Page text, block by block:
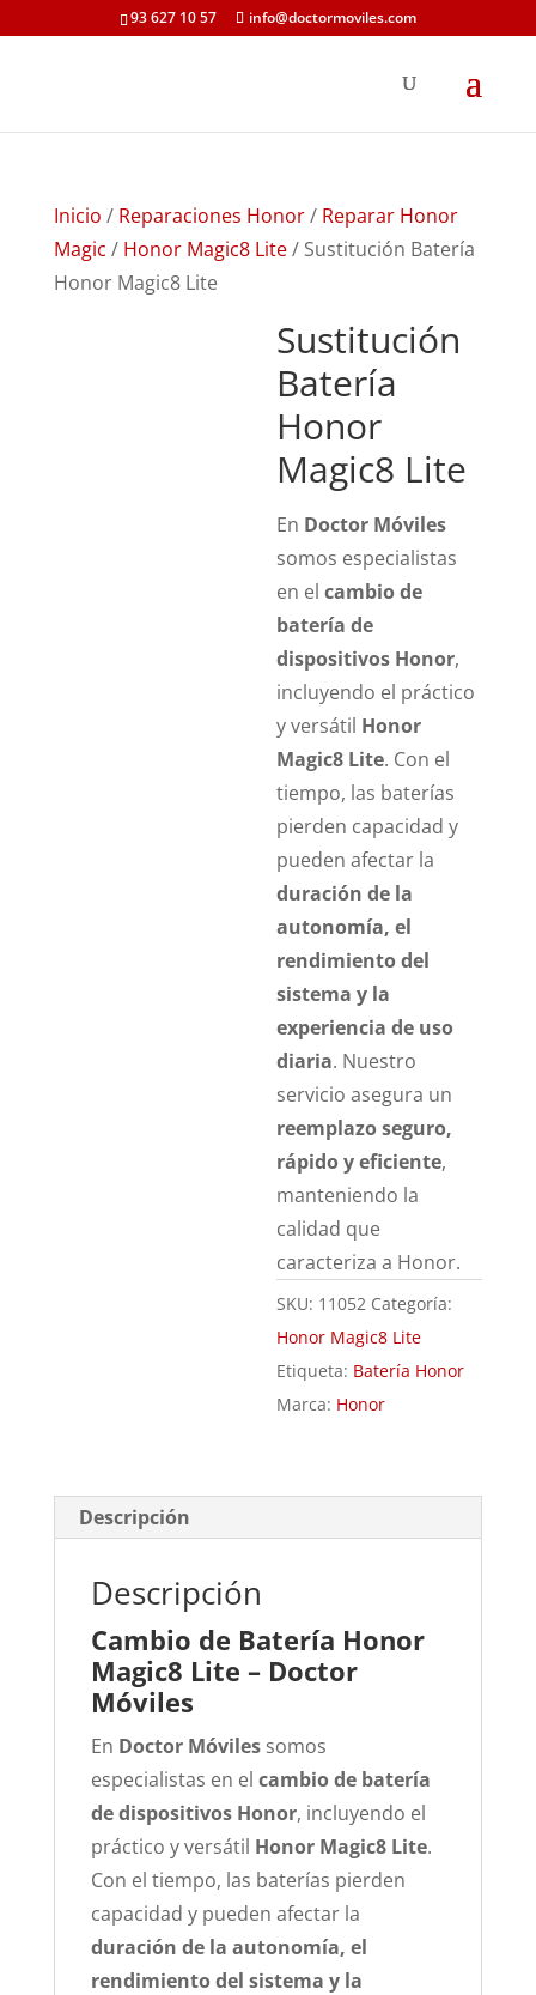
93 627 10 57 info@doctormoviles.com
Inicio / Reparaciones Honor/ Reparar Honor
Magic / Honor Magic8 Lite/ Sustitución Batería
Honor Magic8 Lite
Sustitución
Batería
Honor
Magic8 Lite
En Doctor Móviles
somos especialistas
en elcambio de
batería de
dispositivos Honor,
incluyendo el práctico
y versátil Honor
Magic8 Lite. Con el
tiempo, las baterías
pierden capacidad y
pueden afectar la
duración de la
autonomía, el
rendimiento del
sistema y la
experiencia de uso
diaria. Nuestro
servicio asegura un
reemplazo seguro,
rápido y eficiente,
manteniendo la
calidad que
caracteriza a Honor.
SKU: 11052 Categoría:
Honor Magic8 Lite
Etiqueta: Batería Honor
Marca: Honor
Descripción
Descripción
Cambio de Batería Honor
Magic8 Lite – Doctor
Móviles
En Doctor Móvilessomos
especialistas en el cambio de batería
de dispositivos Honor, incluyendo el
práctico y versátil Honor Magic8 Lite.
Con el tiempo, las baterías pierden
capacidad y pueden afectar la
duración de la autonomía, el
rendimiento del sistema y la